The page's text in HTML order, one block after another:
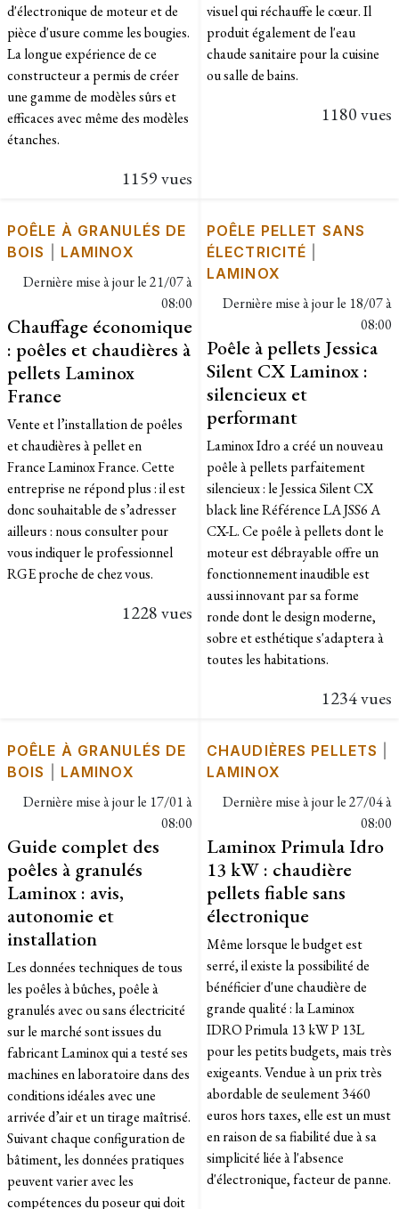
d'électronique de moteur et de
pièce d'usure comme les bougies.
La longue expérience de ce
constructeur a permis de créer
une gamme de modèles sûrs et
efficaces avec même des modèles
étanches.
1159 vues
visuel qui réchauffe le cœur. Il
produit également de l'eau
chaude sanitaire pour la cuisine
ou salle de bains.
1180 vues
POÊLE À GRANULÉS DE
BOIS
LAMINOX
Dernière mise à jour le21/07 à
08:00
Chauffage économique
: poêles et chaudières à
pellets Laminox
France
Vente et l’installation de poêles
et chaudières à pellet en
France Laminox France. Cette
entreprise ne répond plus : il est
donc souhaitable de s’adresser
ailleurs : nous consulter pour
vous indiquer le professionnel
RGE proche de chez vous.
1228 vues
POÊLE PELLET SANS
ÉLECTRICITÉ
LAMINOX
Dernière mise à jour le 18/07 à
08:00
Poêle à pellets Jessica
Silent CX Laminox :
silencieux et
performant
Laminox Idro a créé un nouveau
poêle à pellets parfaitement
silencieux : le Jessica Silent CX
black line Référence LA JSS6 A
CX-L. Ce poêle à pellets dont le
moteur est débrayable offre un
fonctionnement inaudible est
aussi innovant par sa forme
ronde dont le design moderne,
sobre et esthétique s'adaptera à
toutes les habitations.
1234 vues
POÊLE À GRANULÉS DE
BOIS
LAMINOX
Dernière mise à jour le 17/01 à
08:00
Guide complet des
poêles à granulés
Laminox : avis,
autonomie et
installation
Les données techniques de tous
les poêles à bûches, poêle à
granulés avec ou sans électricité
sur le marché sont issues du
fabricant Laminox qui a testé ses
machines en laboratoire dans des
conditions idéales avec une
arrivée d’air et un tirage maîtrisé.
Suivant chaque configuration de
bâtiment, les données pratiques
peuvent varier avec les
compétences du poseur qui doit
CHAUDIÈRES PELLETS
LAMINOX
Dernière mise à jour le27/04 à
08:00
Laminox Primula Idro
13 kW : chaudière
pellets fiable sans
électronique
Même lorsque le budget est
serré, il existe la possibilité de
bénéficier d'une chaudière de
grande qualité : la Laminox
IDRO Primula 13 kW P 13L
pour les petits budgets, mais très
exigeants. Vendue à un prix très
abordable de seulement 3460
euros hors taxes, elle est un must
en raison de sa fiabilité due à sa
simplicité liée à l'absence
d'électronique, facteur de panne.